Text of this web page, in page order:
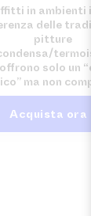
in ambienti
delle
pitture
solo un
ma non
Acquista ora